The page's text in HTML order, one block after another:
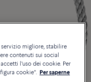
migliore, stabilire
contenuti sui social
l'uso dei cookie. Per
cookie".
Per saperne